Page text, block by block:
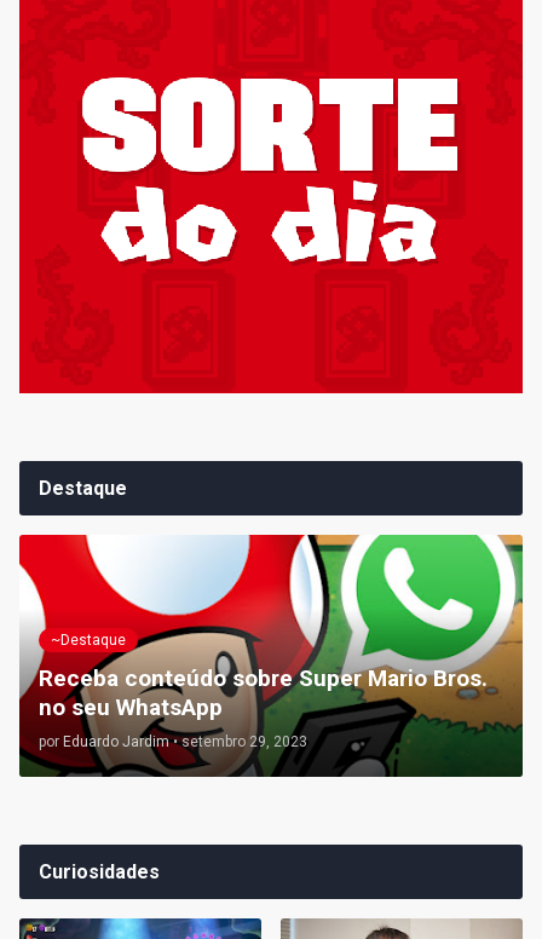
Destaque
~Destaque
Receba conteúdo sobre Super Mario Bros.
no seu WhatsApp
por Eduardo Jardim • setembro 29, 2023
Curiosidades